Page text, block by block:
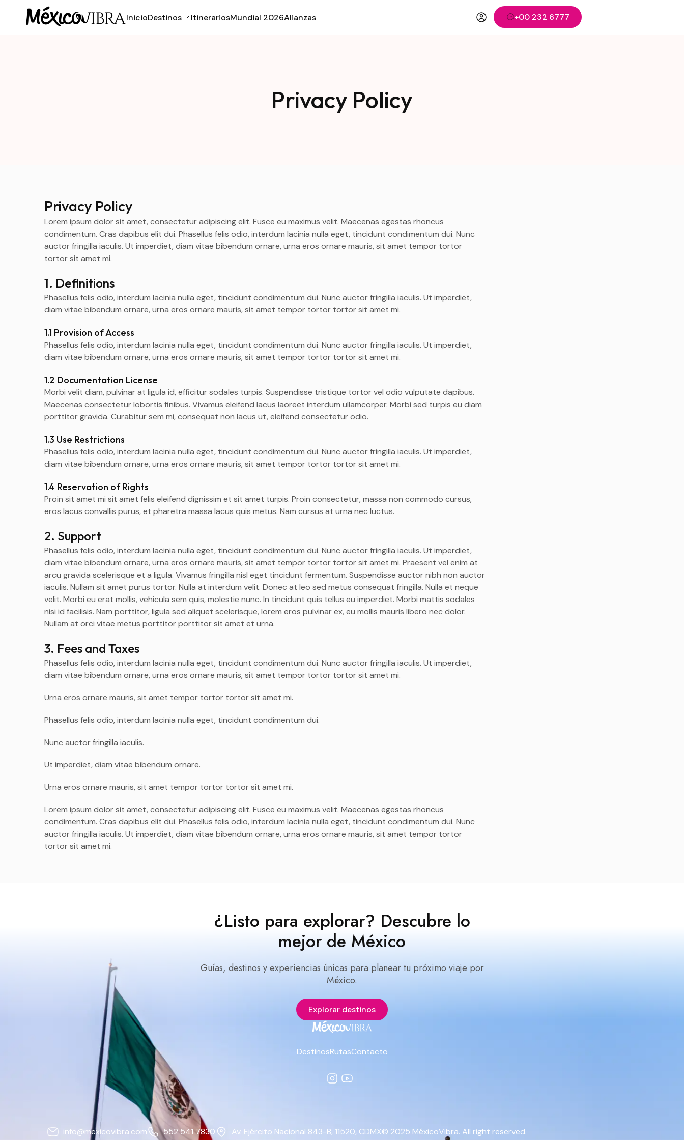
InicioDestinos ItinerariosMundial 2026Alianzas +00 232 6777
Privacy Policy
Privacy Policy
Lorem ipsum dolor sit amet, consectetur adipiscing elit. Fusce eu maximus velit. Maecenas egestas rhoncus
condimentum. Cras dapibus elit dui. Phasellus felis odio, interdum lacinia nulla eget, tincidunt condimentum dui. Nunc
auctor fringilla iaculis. Ut imperdiet, diam vitae bibendum ornare, urna eros ornare mauris, sit amet tempor tortor
tortor sit amet mi.
1. Definitions
Phasellus felis odio, interdum lacinia nulla eget, tincidunt condimentum dui. Nunc auctor fringilla iaculis. Ut imperdiet,
diam vitae bibendum ornare, urna eros ornare mauris, sit amet tempor tortor tortor sit amet mi.
1.1 Provision of Access
Phasellus felis odio, interdum lacinia nulla eget, tincidunt condimentum dui. Nunc auctor fringilla iaculis. Ut imperdiet,
diam vitae bibendum ornare, urna eros ornare mauris, sit amet tempor tortor tortor sit amet mi.
1.2 Documentation License
Morbi velit diam, pulvinar at ligula id, efficitur sodales turpis. Suspendisse tristique tortor vel odio vulputate dapibus.
Maecenas consectetur lobortis finibus. Vivamus eleifend lacus laoreet interdum ullamcorper. Morbi sed turpis eu diam
porttitor gravida. Curabitur sem mi, consequat non lacus ut, eleifend consectetur odio.
1.3 Use Restrictions
Phasellus felis odio, interdum lacinia nulla eget, tincidunt condimentum dui. Nunc auctor fringilla iaculis. Ut imperdiet,
diam vitae bibendum ornare, urna eros ornare mauris, sit amet tempor tortor tortor sit amet mi.
1.4 Reservation of Rights
Proin sit amet mi sit amet felis eleifend dignissim et sit amet turpis. Proin consectetur, massa non commodo cursus,
eros lacus convallis purus, et pharetra massa lacus quis metus. Nam cursus at urna nec luctus.
2. Support
Phasellus felis odio, interdum lacinia nulla eget, tincidunt condimentum dui. Nunc auctor fringilla iaculis. Ut imperdiet,
diam vitae bibendum ornare, urna eros ornare mauris, sit amet tempor tortor tortor sit amet mi. Praesent vel enim at
arcu gravida scelerisque et a ligula. Vivamus fringilla nisl eget tincidunt fermentum. Suspendisse auctor nibh non auctor
iaculis. Nullam sit amet purus tortor. Nulla at interdum velit. Donec at leo sed metus consequat fringilla. Nulla et neque
velit. Morbi eu erat mollis, vehicula sem quis, molestie nunc. In tincidunt quis tellus eu imperdiet. Morbi mattis sodales
nisi id facilisis. Nam porttitor, ligula sed aliquet scelerisque, lorem eros pulvinar ex, eu mollis mauris libero nec dolor.
Nullam at orci vitae metus porttitor porttitor sit amet et urna.
3. Fees and Taxes
Phasellus felis odio, interdum lacinia nulla eget, tincidunt condimentum dui. Nunc auctor fringilla iaculis. Ut imperdiet,
diam vitae bibendum ornare, urna eros ornare mauris, sit amet tempor tortor tortor sit amet mi.
Urna eros ornare mauris, sit amet tempor tortor tortor sit amet mi.
Phasellus felis odio, interdum lacinia nulla eget, tincidunt condimentum dui.
Nunc auctor fringilla iaculis.
Ut imperdiet, diam vitae bibendum ornare.
Urna eros ornare mauris, sit amet tempor tortor tortor sit amet mi.
Lorem ipsum dolor sit amet, consectetur adipiscing elit. Fusce eu maximus velit. Maecenas egestas rhoncus
condimentum. Cras dapibus elit dui. Phasellus felis odio, interdum lacinia nulla eget, tincidunt condimentum dui. Nunc
auctor fringilla iaculis. Ut imperdiet, diam vitae bibendum ornare, urna eros ornare mauris, sit amet tempor tortor
tortor sit amet mi.
¿Listo para explorar? Descubre lo
mejor de México
Guías, destinos y experiencias únicas para planear tu próximo viaje por
México.
Explorar destinos
DestinosRutasContacto
info@mexicovibra.com 552 541 7830 Av. Ejército Nacional 843-B, 11520, CDMX© 2025 MéxicoVibra. All right reserved.